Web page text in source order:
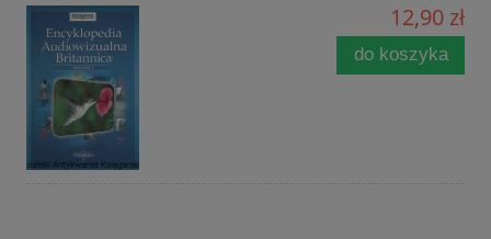
12,90 zł
do koszyka